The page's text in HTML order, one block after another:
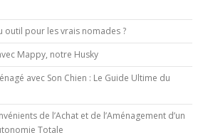
outil pour les vrais nomades ?
Mappy, notre Husky
avec Son Chien : Le Guide Ultime du
de l’Achat et de l’Aménagement d’un
Totale